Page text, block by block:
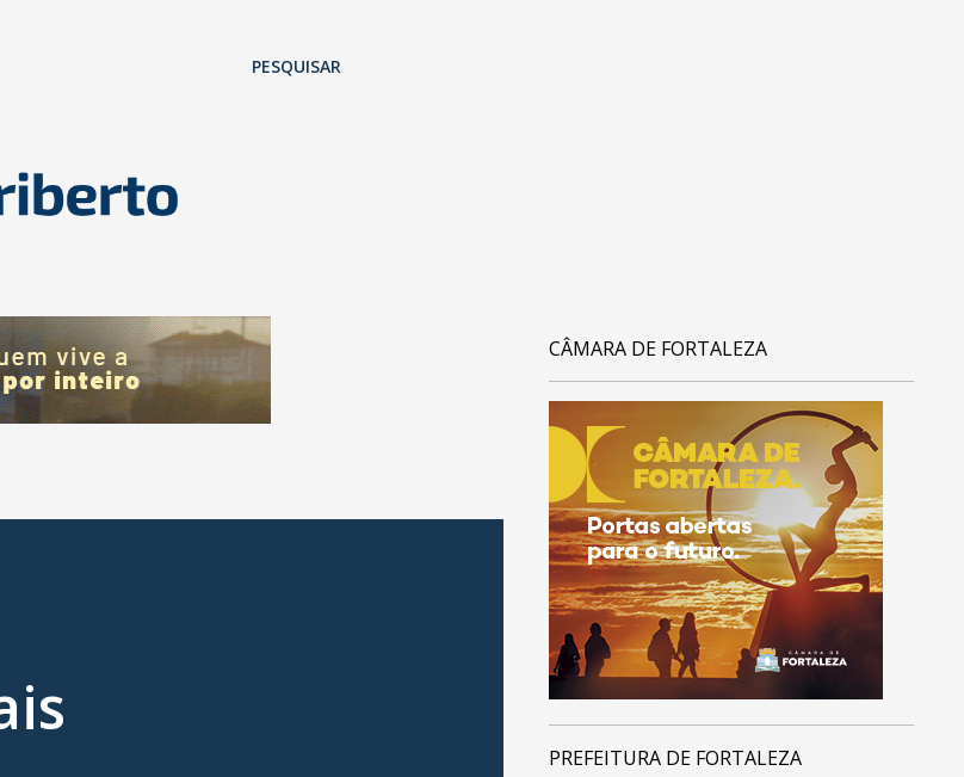
PESQUISAR
CÂMARA DE FORTALEZA
PREFEITURA DE FORTALEZA